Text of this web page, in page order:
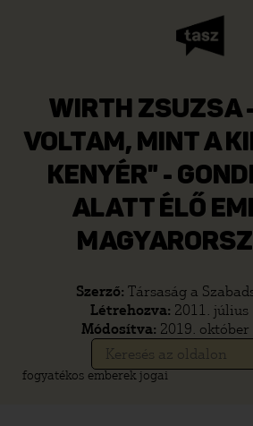
WIRTH ZSUZSA
VOLTAM, MINT A
KENYÉR" -
ALATT ÉLŐ
Szerző: Társaság a
Létrehozva: 2011. július
Módosítva: 2019. október
fogyatékos emberek jogai